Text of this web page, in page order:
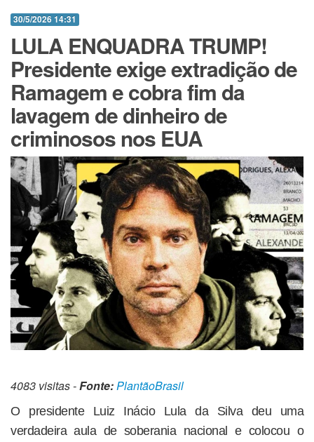
30/5/2026 14:31
LULA ENQUADRA TRUMP!
Presidente exige extradição de
Ramagem e cobra fim da
lavagem de dinheiro de
criminosos nos EUA
4083 visitas -Fonte:PlantãoBrasil
O presidente Luiz Inácio Lula da Silva deu uma
verdadeira aula de soberania nacional e colocou o